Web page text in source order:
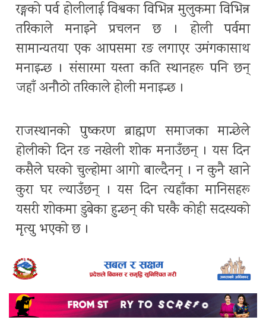
रङ्गको पर्व होलीलाई विश्वका विभिन्न मुलुकमा विभिन्न
तरिकाले मनाइने प्रचलन छ । होली पर्वमा
सामान्यतया एक आपसमा रङ लगाएर उमंगकासाथ
मनाइन्छ । संसारमा यस्ता कति स्थानहरू पनि छन्
जहाँ अनौठो तरिकाले होली मनाइन्छ ।
राजस्थानको पुष्करण ब्राह्मण समाजका मान्छेले
होलीको दिन रङ नखेली शोक मनाउँछन् । यस दिन
कसैले घरको चुल्होमा आगो बाल्दैनन् । न कुनै खाने
कुरा घर ल्याउँछन् । यस दिन त्यहाँका मानिसहरू
यसरी शोकमा डुबेका हुन्छन् की घरकै कोही सदस्यको
मृत्यु भएको छ ।